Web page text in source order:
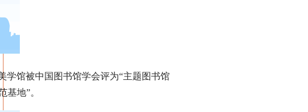
馆被中国图书馆学会评为“主题图书馆
地”。